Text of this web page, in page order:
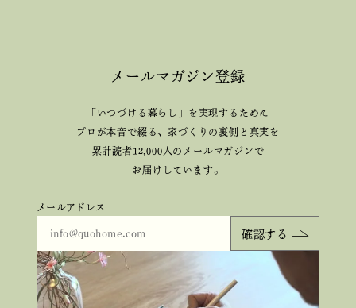
メールマガジン登録
「いつづける暮らし」を実現するために
プロが本音で綴る、家づくりの裏側と真実を
累計読者12,000人のメールマガジンで
お届けしています。
メールアドレス